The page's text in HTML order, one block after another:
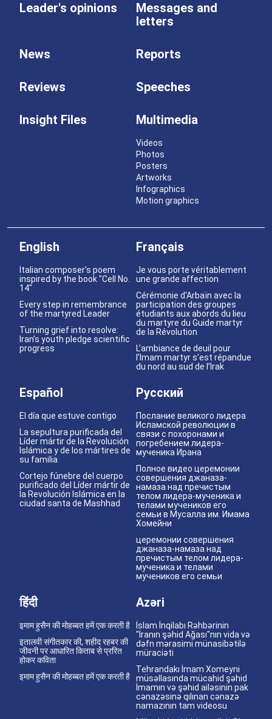
Leader's opinions
Messages and
letters
News Reports
Reviews Speeches
Insight Files Multimedia
Videos
Photos
Posters
Artworks
Infographics
Motion graphics
English
Italian composer's poem
inspired by the book "Cell No.
14"
Every step in remembrance
of the martyred Leader
Turning grief into resolve:
Iran’s youth pledge scientific
progress
Français
Je vous porte véritablement
une grande affection
Cérémonie d'Arbaïn avec la
participation des groupes
étudiants aux abords du lieu
du martyre du Guide martyr
de la Révolution
L’ambiance de deuil pour
l’Imam martyr s’est répandue
du nord au sud de l’Irak
Español
El día que estuve contigo
La sepultura purificada del
Líder mártir de la Revolución
Islámica y de los mártires de
su familia
Cortejo fúnebre del cuerpo
purificado del Líder mártir de
la Revolución Islámica en la
ciudad santa de Mashhad
Русский
Послание великого лидера
Исламской революции в
связи с похоронами и
погребением лидера-
мученика Ирана
Полное видео церемонии
совершения джаназа-
намаза над пречистым
телом лидера-мученика и
телами мучеников его
семьи в Мусалла им. Имама
Хомейни
церемонии совершения
джаназа-намаза над
пречистым телом лидера-
мученика и телами
мучеников его семьи
हिंदी
इमाम हुसैन की मोहब्बत हमें एक करती है
इतालवी संगीतकार की, शहीद रहबर की
जीवनी पर आधारित किताब से प्ररित
होकर कविता
इमाम हुसैन की मोहब्बत हमें एक करती है
Azəri
İslam İnqilabı Rəhbərinin
"İranın şəhid Ağası"nın vida və
dəfn mərasimi münasibətilə
müraciəti
Tehrandakı İmam Xomeyni
müsəllasında mücahid şəhid
İmamın və şəhid ailəsinin pak
cənazəsinə qılınan cənazə
namazının tam videosu